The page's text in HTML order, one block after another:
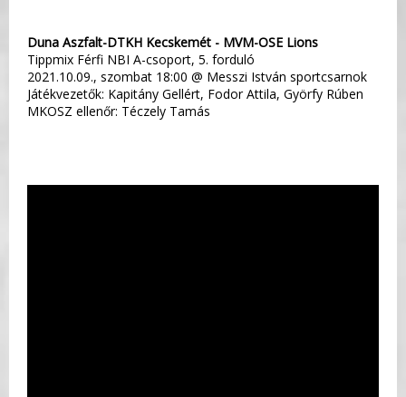
Duna Aszfalt-DTKH Kecskemét - MVM-OSE Lions
Tippmix Férfi NBI A-csoport, 5. forduló
2021.10.09., szombat 18:00 @ Messzi István sportcsarnok
Játékvezetők: Kapitány Gellért, Fodor Attila, Györfy Rúben
MKOSZ ellenőr: Téczely Tamás